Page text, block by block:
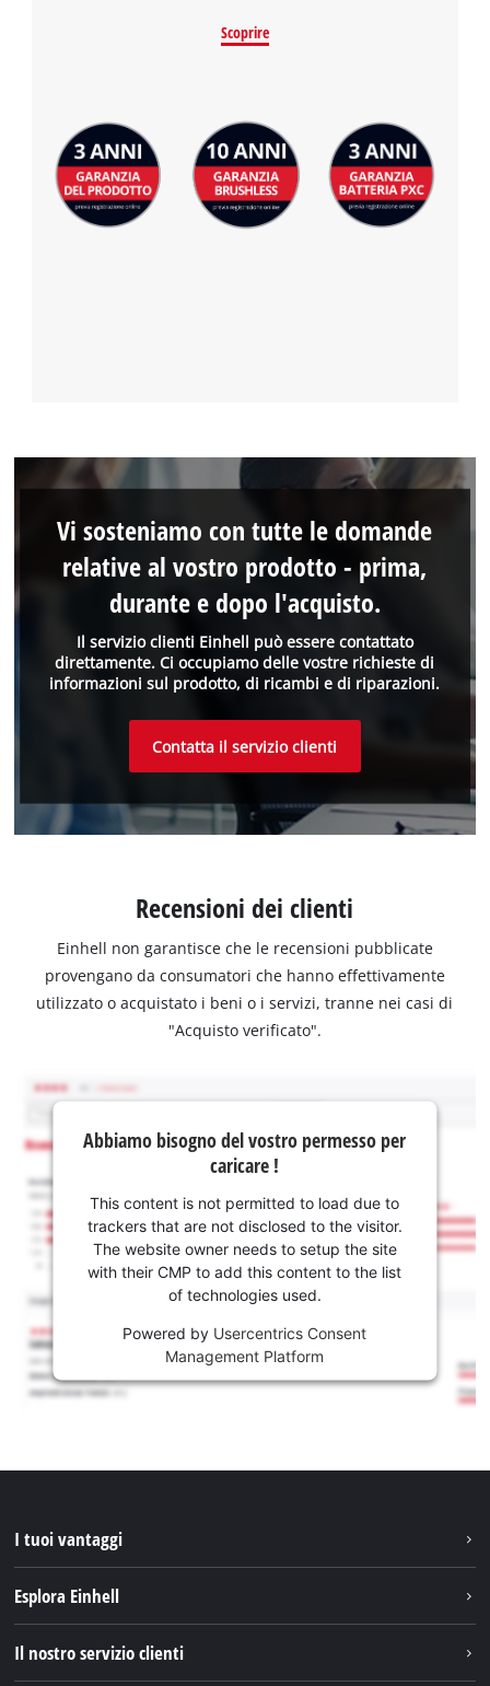
Management Platform
Scoprire
Il servizio clienti Einhell può essere contattato
direttamente. Ci occupiamo delle vostre richieste di
informazioni sul prodotto, di ricambi e di riparazioni.
Vi sosteniamo con tutte le domande
relative al vostro prodotto - prima,
durante e dopo l'acquisto.
Contatta il servizio clienti
Recensioni dei clienti
Einhell non garantisce che le recensioni pubblicate
provengano da consumatori che hanno effettivamente
utilizzato o acquistato i beni o i servizi, tranne nei casi di
"Acquisto verificato".
Abbiamo bisogno del vostro permesso per
caricare !
This content is not permitted to load due to
trackers that are not disclosed to the visitor.
The website owner needs to setup the site
with their CMP to add this content to the list
of technologies used.
Powered by Usercentrics Consent
Management Platform
I tuoi vantaggi
Esplora Einhell
Il nostro servizio clienti